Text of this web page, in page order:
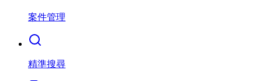
案件管理
精準搜尋